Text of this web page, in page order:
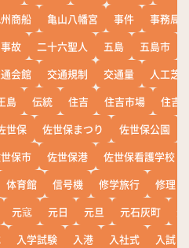
商船 亀山八幡宮 事件
事務局
事故 二十六聖人 五島 五島市
会館 交通規制 交通量
人工芝
島 伝統 住吉 住吉市場
住吉
世保 佐世保まつり 佐世保公園
保市 佐世保港
佐世保看護学校
体育館 信号機 修学旅行
修理
元寇 元日 元旦 元石灰町
入学試験 入港 入社式
入試